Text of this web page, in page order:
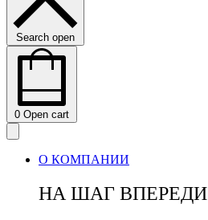
Search open
0 Open cart
О КОМПАНИИ
НА ШАГ ВПЕРЕДИ